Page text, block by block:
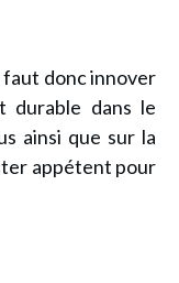
donc innover
durable dans le
ainsi que sur la
appétent pour